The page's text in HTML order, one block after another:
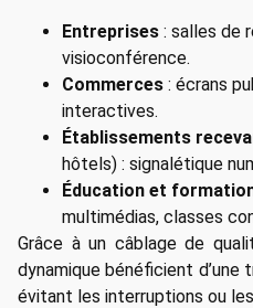
Entreprises : salles de
visioconférence.
Commerces : écrans
interactives.
Établissements
hôtels) : signalétique
Éducation et
multimédias, classes
Grâce à un câblage de
dynamique bénéficient d’une
évitant les interruptions ou